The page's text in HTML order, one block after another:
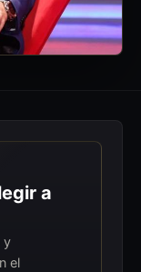
a
y
el